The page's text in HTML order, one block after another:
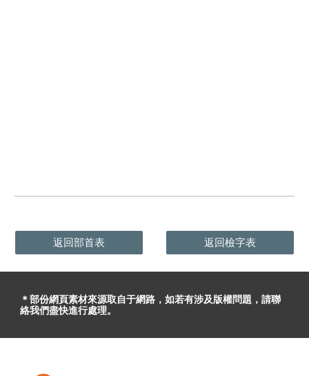
返回部首表 返回檢字表
＊部份網頁素材來源取自于網路，如若有涉及版權問題 ，請聯
絡我們盡快進行處理。